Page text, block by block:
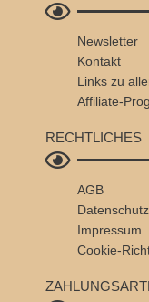
Newsletter
Kontakt
Links zu
Affiliate-
RECHTLICHES
AGB
Datenschutz
Impressum
Cookie-